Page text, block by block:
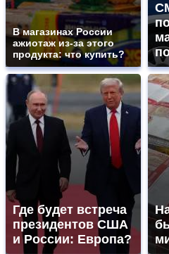
В магазинах России
ажиотаж из-за этого
продукта: что купить?
Где будет встреча
президентов США
и России: Европа?